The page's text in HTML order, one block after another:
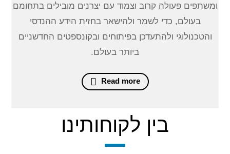
ומשתפים פעולה קרוב וצמוד עם יצרנים מובילים בתחומם
בעולם, כדי לשמר ולהישאר בחזית הידע ההנדסי
והטכנולוגי ולהתעדכן בפיתוחים ובקונספטים החדשניים
ביותר בעולם.
Read more
בין לקוחותינו